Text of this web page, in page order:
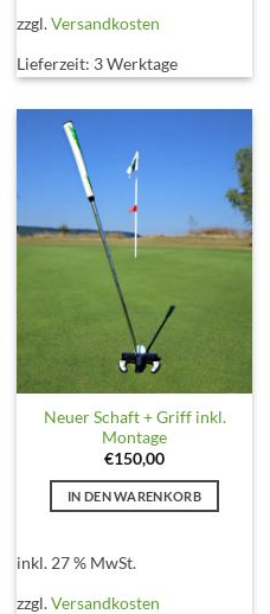
zzgl.Versandkosten
Lieferzeit: 3 Werktage
Neuer Schaft + Griff inkl.
Montage
€150,00
IN DEN WARENKORB
inkl. 27 % MwSt.
zzgl.Versandkosten